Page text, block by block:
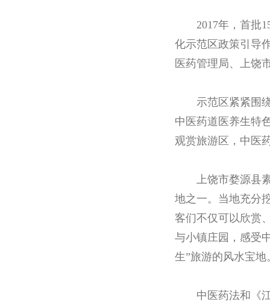
2017年，首批
化示范区政策引导
医药管理局、上饶
示范区紧紧围
中医药道医养生特
观赏旅游区，中医
上饶市婺源县
地之一。当地充分
客们不仅可以欣赏
与小镇庄园，感受
生”旅游的风水宝地
中医药法和《